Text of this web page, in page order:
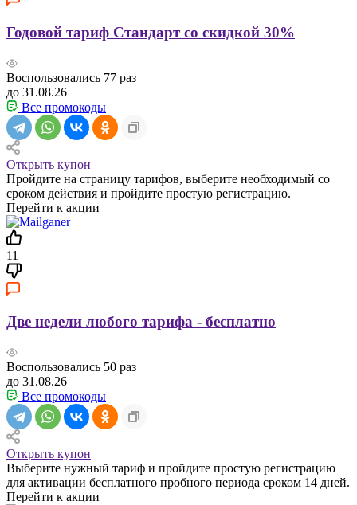
Годовой тариф Стандарт со скидкой 30%
Воспользовались 77 раз
до 31.08.26
Все промокоды
Открыть купон
Пройдите на страницу тарифов, выберите необходимый со
сроком действия и пройдите простую регистрацию.
Перейти к акции
11
Две недели любого тарифа - бесплатно
Воспользовались 50 раз
до 31.08.26
Все промокоды
Открыть купон
Выберите нужный тариф и пройдите простую регистрацию
для активации бесплатного пробного периода сроком 14 дней.
Перейти к акции